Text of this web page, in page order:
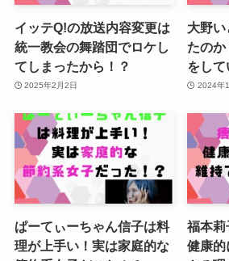
イッテQ!の放送内容変更は
統一教会の舞踏団でロケし
てしまったから！？
2025年2月2日
大野い
たの
をして
2024年
ぱーてぃーちゃん信子は料
理が上手い！実は家庭的な
福本莉
健康的